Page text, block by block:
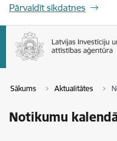
Pārvaldīt sīkdatnes
Sākums Aktualitātes
Notikumu